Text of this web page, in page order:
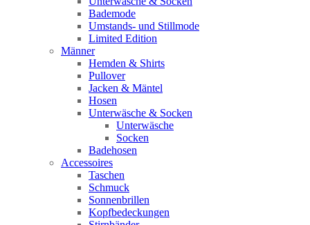
Bademode
Umstands- und Stillmode
Limited Edition
Männer
Hemden & Shirts
Pullover
Jacken & Mäntel
Hosen
Unterwäsche & Socken
Unterwäsche
Socken
Badehosen
Accessoires
Taschen
Schmuck
Sonnenbrillen
Kopfbedeckungen